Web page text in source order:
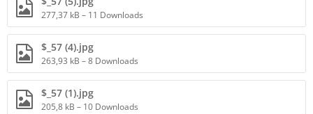
277,37 kB – 11 Downloads
$_57 (4).jpg
263,93 kB – 8 Downloads
$_57 (1).jpg
205,8 kB – 10 Downloads